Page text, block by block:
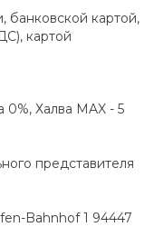
банковской картой,
картой
0%, Халва MAX - 5
представителя
Bahnhof 1 94447